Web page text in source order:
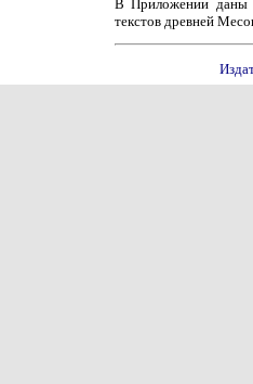
В Приложении даны
текстов древней